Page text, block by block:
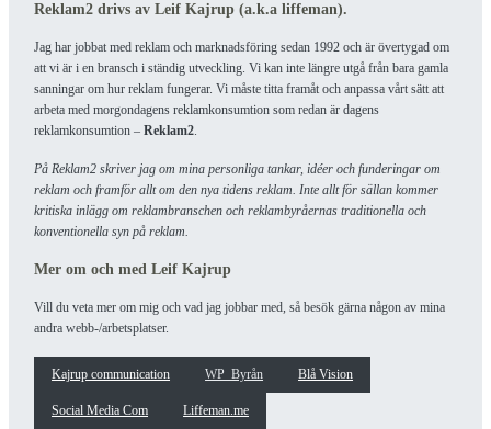
Reklam2 drivs av Leif Kajrup (a.k.a liffeman).
Jag har jobbat med reklam och marknadsföring sedan 1992 och är övertygad om
att vi är i en bransch i ständig utveckling. Vi kan inte längre utgå från bara gamla
sanningar om hur reklam fungerar. Vi måste titta framåt och anpassa vårt sätt att
arbeta med morgondagens reklamkonsumtion som redan är dagens
reklamkonsumtion –Reklam2.
På Reklam2 skriver jag om mina personliga tankar, idéer och funderingar om
reklam och framför allt om den nya tidens reklam. Inte allt för sällan kommer
kritiska inlägg om reklambranschen och reklambyråernas traditionella och
konventionella syn på reklam.
Mer om och med Leif Kajrup
Vill du veta mer om mig och vad jag jobbar med, så besök gärna någon av mina
andra webb-/arbetsplatser.
Kajrup communication WP_Byrån Blå Vision
Social Media Com Liffeman.me